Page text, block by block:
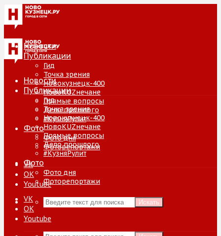
Новости
Публикации
Гид
Точка зрения
Новокузнецк-400
НовоKUZнечане
Прямые вопросы
Дело прошлого
#КузняРулит
Фото
Фото дня
Фоторепортажи
VK
ОК
Youtube
Искать
Новости
Публикации
Гид
Точка зрения
Новокузнецк-400
НовоKUZнечане
Прямые вопросы
Дело прошлого
#КузняРулит
Фото
Фото дня
Фоторепортажи
VK
ОК
Youtube